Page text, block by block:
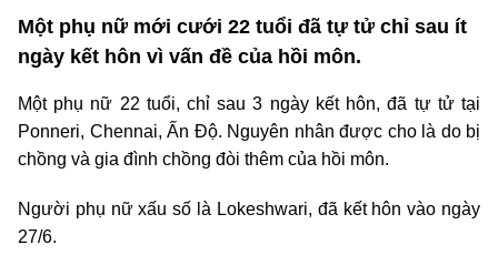
Một phụ nữ mới cưới 22 tuổi đã tự tử chỉ sau ít
ngày kết hôn vì vấn đề của hồi môn.
Một phụ nữ 22 tuổi, chỉ sau 3 ngày kết hôn, đã tự tử tại
Ponneri, Chennai, Ấn Độ. Nguyên nhân được cho là do bị
chồng và gia đình chồng đòi thêm của hồi môn.
Người phụ nữ xấu số là Lokeshwari, đã kết hôn vào ngày
27/6.